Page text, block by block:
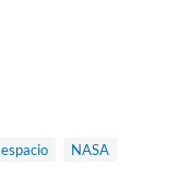
espacio
NASA